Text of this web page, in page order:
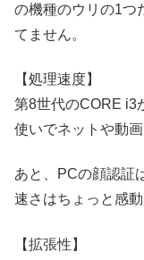
の機種のウリの1
てません。
【処理速度】
第8世代のCORE i3
使いでネットや動
あと、PCの顔認証
速さはちょっと感動
【拡張性】